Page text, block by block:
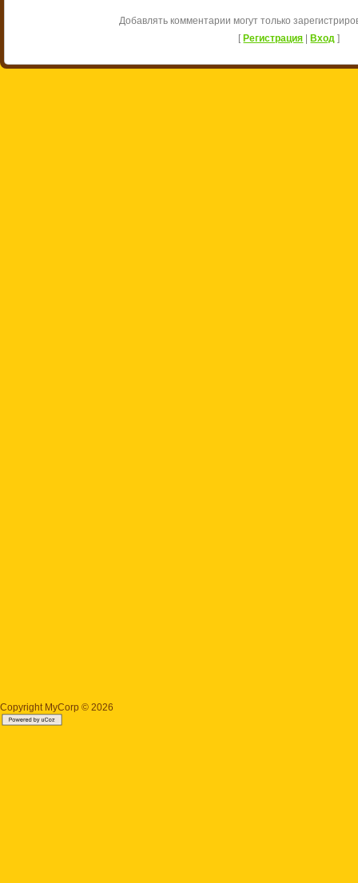
Добавлять комментарии могут только
[ Регистрация Вход ]
Copyright MyCorp © 2026